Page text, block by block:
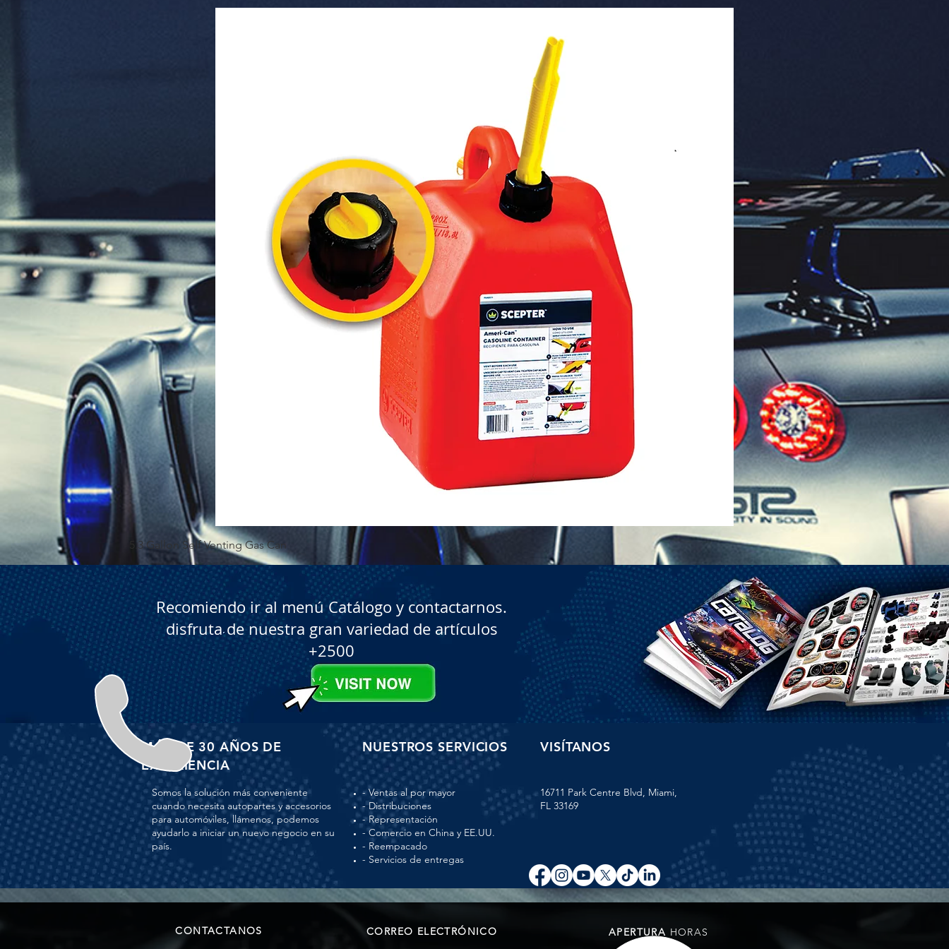
Vista rápida
5.3 Gallon Self Venting Gas Can 1-25 Gal Self Venting Gas
Recomiendo ir al menú Catálogo y contactarnos.
disfruta de nuestra gran variedad de artículos
+2500
MÁS DE 30 AÑOS DE
EXPERIENCIA
Somos la solución más conveniente
cuando necesita autopartes y accesorios
para automóviles, llámenos, podemos
ayudarlo a iniciar un nuevo negocio en su
país.
NUESTROS SERVICIOS
- Ventas al por mayor
- Distribuciones
- Representación
- Comercio en China y EE.UU.
- Reempacado
- Servicios de entregas
VISÍTANOS
16711 Park Centre Blvd, Miami,
FL 33169
CONTACTANOS CORREO ELECTRÓNICO APERTURA HORAS